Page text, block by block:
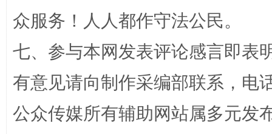
完善运行机制助力责任有效落实 一纸欠
众服务！人人都作守法公民。
七、参与本网发表评论感言即表
有意见请向制作采编部联系，电
公众传媒所有辅助网站属多元发